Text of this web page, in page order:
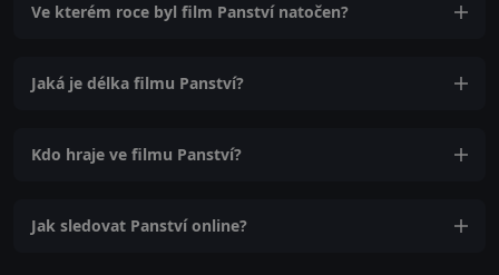
Ve kterém roce byl film Panství natočen?
Jaká je délka filmu Panství?
Kdo hraje ve filmu Panství?
Jak sledovat Panství online?